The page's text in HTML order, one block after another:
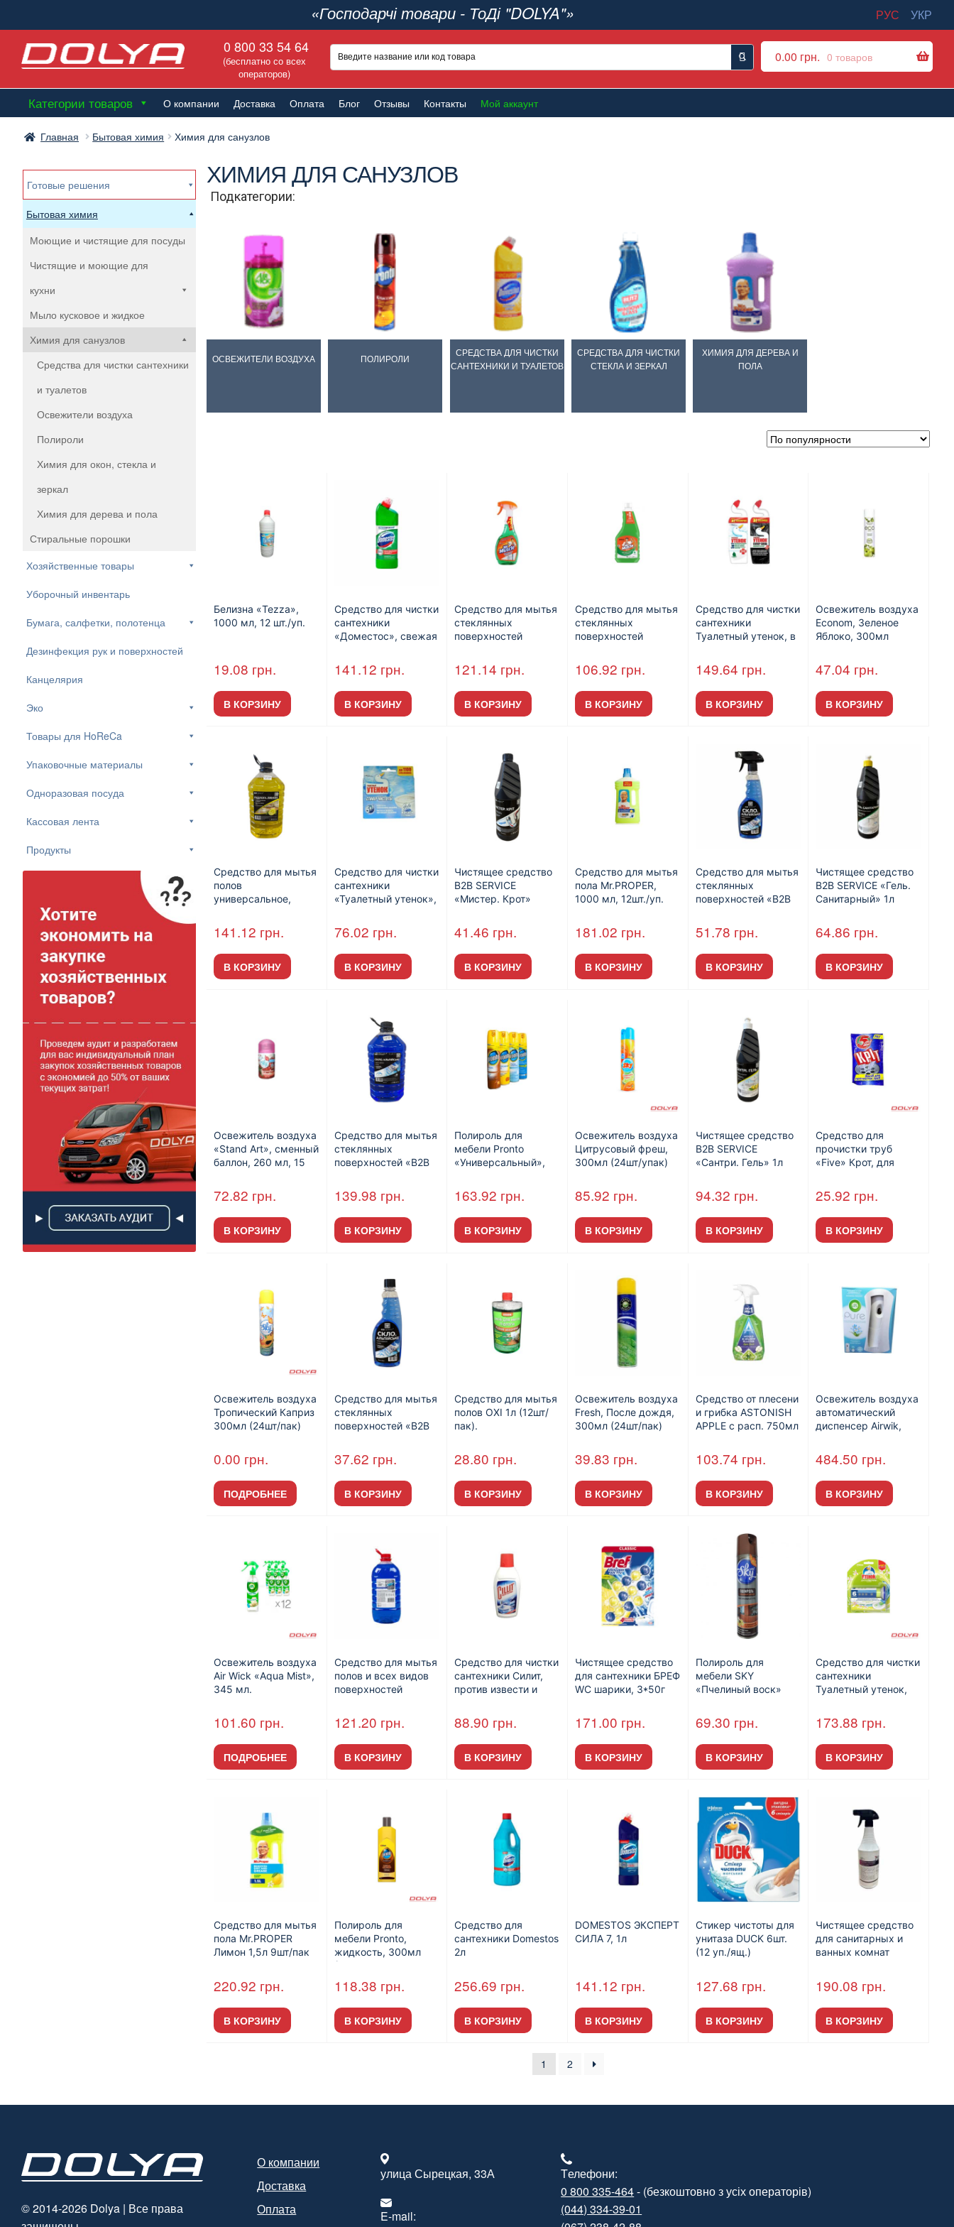
«Господарчі товари - ТоДі "DOLYA"» РУС
УКР
к
навигации
к
содержимому
0 800 33 54 64
(бесплатно со всех
операторов)
0.00 грн. 0 товаров
Категории товаров О компании Доставка Оплата Блог Отзывы Контакты Мой аккаунт
Главная Бытовая химия Химия для санузлов
ХИМИЯ ДЛЯ САНУЗЛОВ
Подкатегории:
ОСВЕЖИТЕЛИ ВОЗДУХА ПОЛИРОЛИ
СРЕДСТВА ДЛЯ ЧИСТКИ
САНТЕХНИКИ И ТУАЛЕТОВ
СРЕДСТВА ДЛЯ ЧИСТКИ
СТЕКЛА И ЗЕРКАЛ
ХИМИЯ ДЛЯ ДЕРЕВА И
ПОЛА
Белизна «Tezza»,
1000 мл, 12 шт./уп.
19.08 грн.
В КОРЗИНУ
Средство для чистки
сантехники
«Доместос», свежая
141.12 грн.
В КОРЗИНУ
Средство для мытья
стеклянных
поверхностей
распылителем, 500
мл, 12 шт./уп.
121.14 грн.
В КОРЗИНУ
Средство для мытья
стеклянных
поверхностей
без распылителя,
запаска 500 мл, 12
шт./ящ.
106.92 грн.
В КОРЗИНУ
Средство для чистки
сантехники
Туалетный утенок, в
(12шт / уп).
149.64 грн.
В КОРЗИНУ
Освежитель воздуха
Econom, Зеленое
Яблоко, 300мл
47.04 грн.
В КОРЗИНУ
Средство для мытья
полов
универсальное,
«B2B SERVICE Пол.
Лимон» 5л
141.12 грн.
В КОРЗИНУ
Средство для чистки
сантехники
«Туалетный утенок»,
шт./уп.
76.02 грн.
В КОРЗИНУ
Чистящее средство
B2B SERVICE
«Мистер. Крот»
41.46 грн.
В КОРЗИНУ
Средство для мытья
пола Mr.PROPER,
1000 мл, 12шт./уп.
181.02 грн.
В КОРЗИНУ
Средство для мытья
стеклянных
поверхностей «B2B
Альпийское», с
распылителем
500мл
51.78 грн.
В КОРЗИНУ
Чистящее средство
B2B SERVICE «Гель.
Санитарный» 1л
64.86 грн.
В КОРЗИНУ
Освежитель воздуха
«Stand Art», сменный
баллон, 260 мл, 15
72.82 грн.
В КОРЗИНУ
Средство для мытья
стеклянных
поверхностей «B2B
Альпийское», 5л.
139.98 грн.
В КОРЗИНУ
Полироль для
мебели Pronto
«Универсальный»,
163.92 грн.
В КОРЗИНУ
Освежитель воздуха
Цитрусовый фреш,
300мл (24шт/упак)
85.92 грн.
В КОРЗИНУ
Чистящее средство
B2B SERVICE
«Сантри. Гель» 1л
94.32 грн.
В КОРЗИНУ
Средство для
прочистки труб
«Five» Крот, для
воды, 70 г, сухое
(100шт/ящ)
25.92 грн.
В КОРЗИНУ
Освежитель воздуха
Тропический Каприз
300мл (24шт/пак)
0.00 грн.
ПОДРОБНЕЕ
Средство для мытья
стеклянных
поверхностей «B2B
Альпийское», без
распылителя, 500мл
(25шт / уп).
37.62 грн.
В КОРЗИНУ
Средство для мытья
полов OXI 1л (12шт/
пак).
28.80 грн.
В КОРЗИНУ
Освежитель воздуха
Fresh, После дождя,
300мл (24шт/пак)
39.83 грн.
В КОРЗИНУ
Средство от плесени
и грибка ASTONISH
APPLE с расп. 750мл
103.74 грн.
В КОРЗИНУ
Освежитель воздуха
автоматический
диспенсер Airwik,
484.50 грн.
В КОРЗИНУ
Освежитель воздуха
Air Wick «Aqua Mist»,
345 мл.
101.60 грн.
ПОДРОБНЕЕ
Средство для мытья
полов и всех видов
поверхностей
«Свежесть после
дождя», 5л ПЭТ
121.20 грн.
В КОРЗИНУ
Средство для чистки
сантехники Силит,
против извести и
(12шт / пак).
88.90 грн.
В КОРЗИНУ
Чистящее средство
для сантехники БРЕФ
WC шарики, 3*50г
171.00 грн.
В КОРЗИНУ
Полироль для
мебели SKY
«Пчелиный воск»
69.30 грн.
В КОРЗИНУ
Средство для чистки
сантехники
Туалетный утенок,
дозатором 6 шт/пак
173.88 грн.
В КОРЗИНУ
Средство для мытья
пола Mr.PROPER
Лимон 1,5л 9шт/пак
220.92 грн.
В КОРЗИНУ
Полироль для
мебели Pronto,
жидкость, 300мл
(12шт/пак)
118.38 грн.
В КОРЗИНУ
Средство для
сантехники Domestos
2л
256.69 грн.
В КОРЗИНУ
DOMESTOS ЭКСПЕРТ
СИЛА 7, 1л
141.12 грн.
В КОРЗИНУ
Стикер чистоты для
унитаза DUCK 6шт.
(12 уп./ящ.)
127.68 грн.
В КОРЗИНУ
Чистящее средство
для санитарных и
ванных комнат
1л.
190.08 грн.
В КОРЗИНУ
1 2
Готовые решения
Бытовая химия
Моющие и чистящие для посуды
Чистящие и моющие для
кухни
Мыло кусковое и жидкое
Химия для санузлов
Средства для чистки сантехники
и туалетов
Освежители воздуха
Полироли
Химия для окон, стекла и
зеркал
Химия для дерева и пола
Стиральные порошки
Хозяйственные товары
Уборочный инвентарь
Бумага, салфетки, полотенца
Дезинфекция рук и поверхностей
Канцелярия
Эко
Товары для HoReCa
Упаковочные материалы
Одноразовая посуда
Кассовая лента
Продукты
© 2014-2026 Dolya | Все права
О компании
Доставка
Оплата
улица Сырецкая, 33А
E-mail:
Tелефони:
0 800 335-464- (безкоштовно з усіх операторів)
(044) 334-39-01